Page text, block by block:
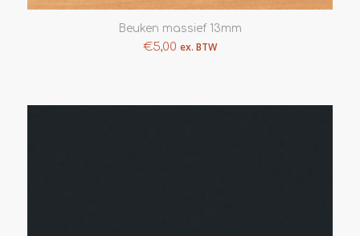
Beuken massief 13mm
€5,00 ex. BTW